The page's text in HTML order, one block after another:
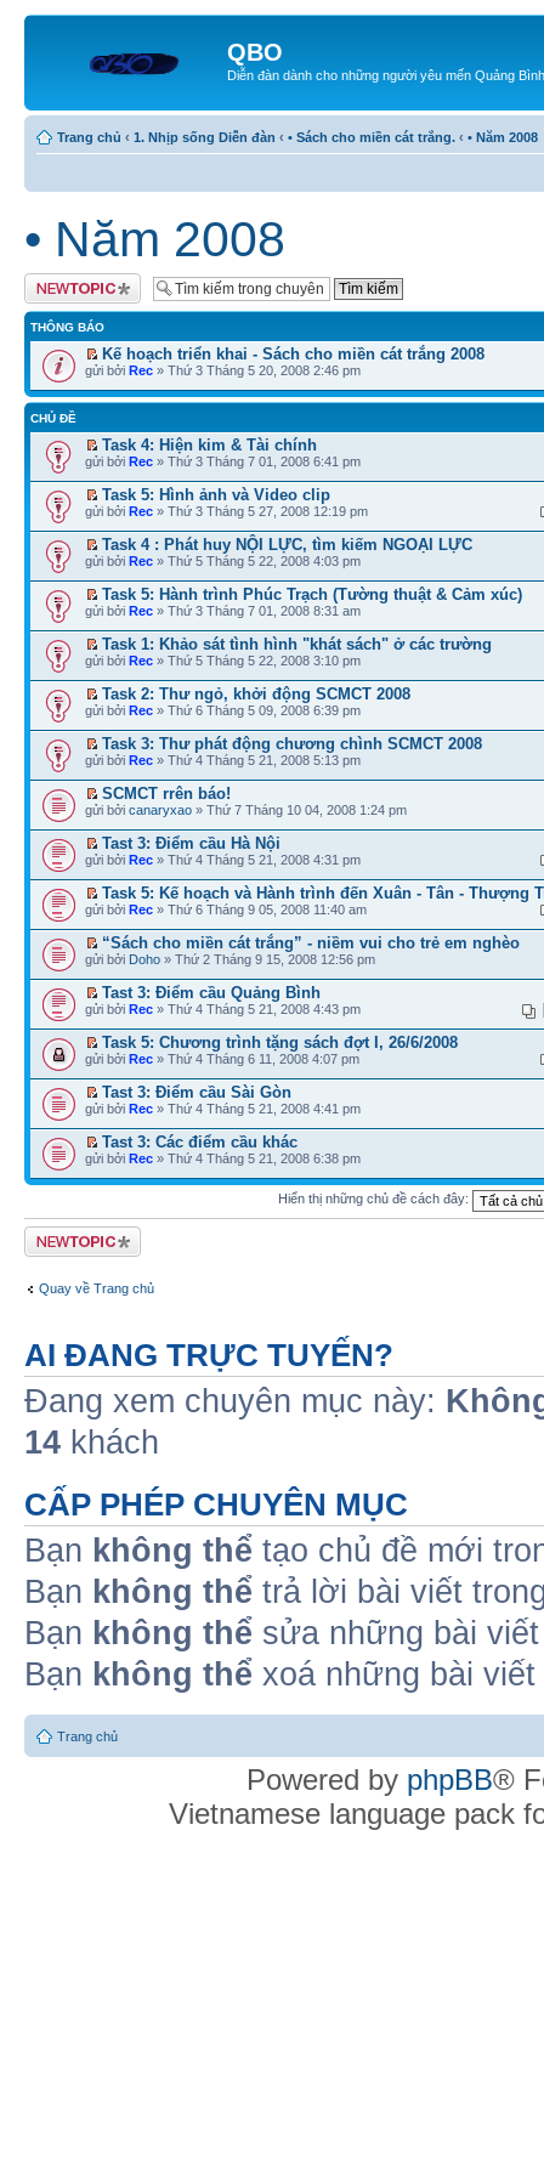
QBO
Diễn đàn dành cho những người yêu mến Quảng Bình
Trang chủ ‹ 1. Nhịp sống Diễn đàn ‹ • Sách cho miền cát trắng. ‹ • Năm 2008
• Năm 2008
Tạo chủ đề mới
THÔNG BÁO
Kế hoạch triển khai - Sách cho miền cát trắng 2008
gửi bởi Rec » Thứ 3 Tháng 5 20, 2008 2:46 pm
CHỦ ĐỀ
Task 4: Hiện kim & Tài chính
gửi bởi Rec » Thứ 3 Tháng 7 01, 2008 6:41 pm
Task 5: Hình ảnh và Video clip
gửi bởi Rec » Thứ 3 Tháng 5 27, 2008 12:19 pm
Task 4 : Phát huy NỘI LỰC, tìm kiếm NGOẠI LỰC
gửi bởi Rec » Thứ 5 Tháng 5 22, 2008 4:03 pm
Task 5: Hành trình Phúc Trạch (Tường thuật & Cảm xúc)
gửi bởi Rec » Thứ 3 Tháng 7 01, 2008 8:31 am
Task 1: Khảo sát tình hình "khát sách" ở các trường
gửi bởi Rec » Thứ 5 Tháng 5 22, 2008 3:10 pm
Task 2: Thư ngỏ, khởi động SCMCT 2008
gửi bởi Rec » Thứ 6 Tháng 5 09, 2008 6:39 pm
Task 3: Thư phát động chương chình SCMCT 2008
gửi bởi Rec » Thứ 4 Tháng 5 21, 2008 5:13 pm
SCMCT rrên báo!
gửi bởi canaryxao » Thứ 7 Tháng 10 04, 2008 1:24 pm
Tast 3: Điểm cầu Hà Nội
gửi bởi Rec » Thứ 4 Tháng 5 21, 2008 4:31 pm
Task 5: Kế hoạch và Hành trình đến Xuân - Tân - Thượng
gửi bởi Rec » Thứ 6 Tháng 9 05, 2008 11:40 am
“Sách cho miền cát trắng” - niềm vui cho trẻ em nghèo
gửi bởi Doho » Thứ 2 Tháng 9 15, 2008 12:56 pm
Tast 3: Điểm cầu Quảng Bình
gửi bởi Rec » Thứ 4 Tháng 5 21, 2008 4:43 pm
Task 5: Chương trình tặng sách đợt I, 26/6/2008
gửi bởi Rec » Thứ 4 Tháng 6 11, 2008 4:07 pm
Tast 3: Điểm cầu Sài Gòn
gửi bởi Rec » Thứ 4 Tháng 5 21, 2008 4:41 pm
Tast 3: Các điểm cầu khác
gửi bởi Rec » Thứ 4 Tháng 5 21, 2008 6:38 pm
Hiển thị những chủ đề cách đây:
Tạo chủ đề mới
Quay về Trang chủ
AI ĐANG TRỰC TUYẾN?
Đang xem chuyên mục này:
14 khách
CẤP PHÉP CHUYÊN MỤC
Bạn không thể tạo chủ đề mới
Bạn không thể trả lời bài viết
Bạn không thể sửa những bài
Bạn không thể xoá những bài
Trang chủ
Powered by phpBB®
Vietnamese language pack